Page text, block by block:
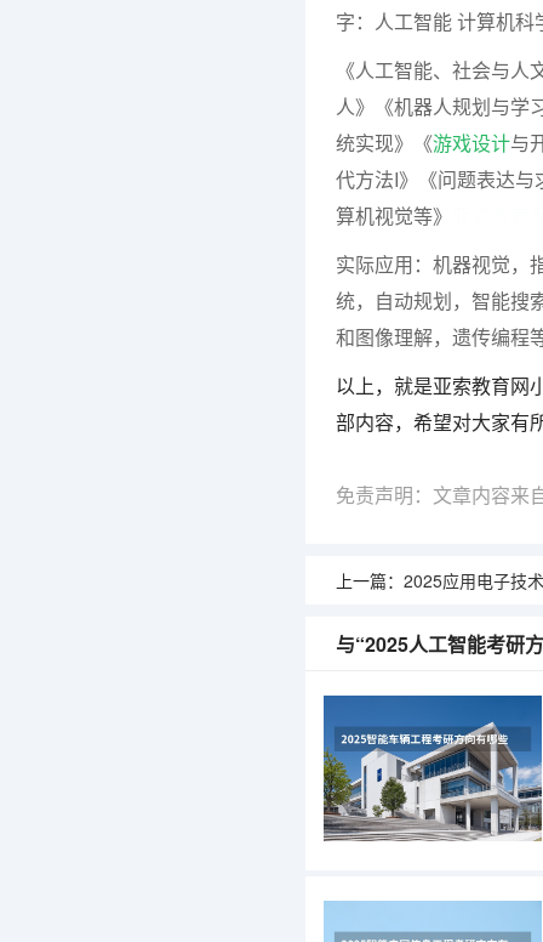
字：人工智能 计算机
《人工智能、社会与人
人》《机器人规划与学
统实现》《游戏设计与
代方法I》《问题表达
算机视觉等》
实际应用：机器视觉，
统，自动规划，智能搜
和图像理解，遗传编程
以上，就是亚索教育网
部内容，希望对大家有
免责声明：文章内容来
上一篇： 2025应用电子技术教育考
与“2025人工智能考研